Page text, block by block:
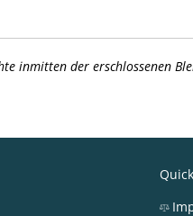
inmitten der erschlossenen